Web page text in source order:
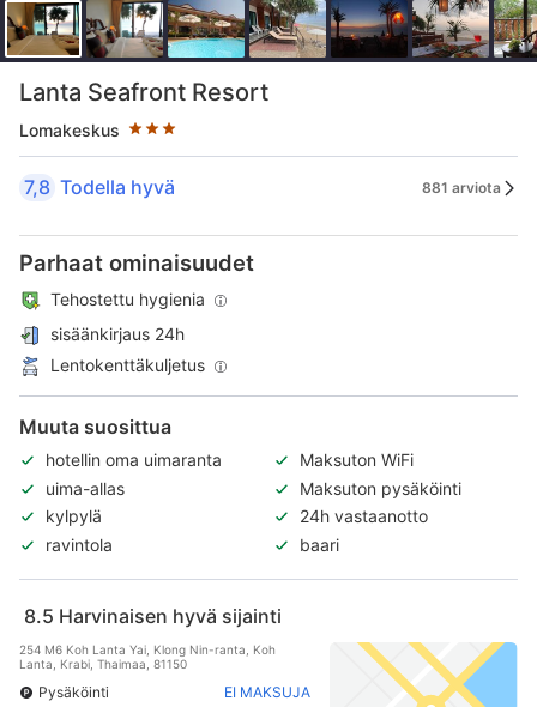
Lanta Seafront Resort
Lomakeskus
Tähtiluokitus 3 tähteä
7,8 Todella hyvä 881 arviota
Parhaat ominaisuudet
Tehostettu hygienia
sisäänkirjaus 24h
Lentokenttäkuljetus
Muuta suosittua
hotellin oma uimaranta
Maksuton WiFi
uima-allas
Maksuton pysäköinti
kylpylä
24h vastaanotto
ravintola
baari
8.5 Harvinaisen hyvä sijainti
254 M6 Koh Lanta Yai, Klong Nin-ranta, Koh
Lanta, Krabi, Thaimaa, 81150
Pysäköinti
EI MAKSUJA